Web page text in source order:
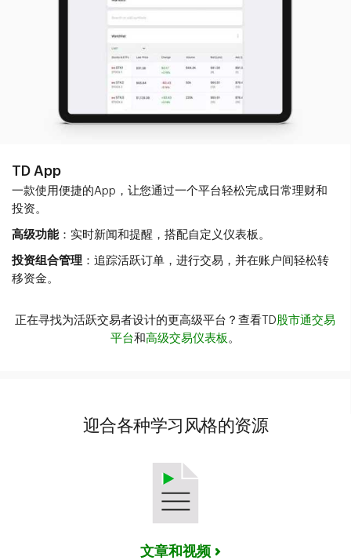
TD App
一款使用便捷的App，让您通过一个平台轻松完成日常理财和
投资。
高级功能：实时新闻和提醒，搭配自定义仪表板。
投资组合管理 ：追踪活跃订单，进行交易，并在账户间轻松转
移资金。
正在寻找为活跃交易者设计的更高级平台？查看TD股市通交易
平台和 高级交易仪表板 。
迎合各种学习风格的资源
文章和视频